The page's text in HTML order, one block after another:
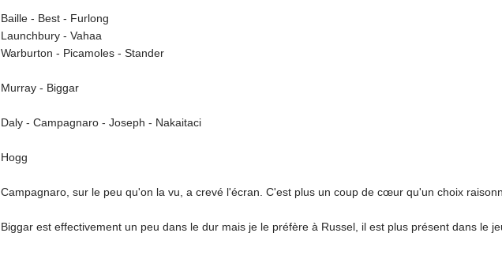
Baille - Best - Furlong
Launchbury - Vahaa
Warburton - Picamoles - Stander
Murray - Biggar
Daly - Campagnaro - Joseph - Nakaitaci
Hogg
Campagnaro, sur le peu qu'on la vu, a crevé l'écran. C'est plus un coup de cœur qu'un choix
Biggar est effectivement un peu dans le dur mais je le préfère à Russel, il est plus présent dans le